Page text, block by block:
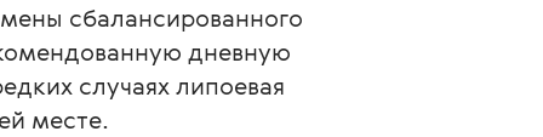
сбалансированного
дневную
случаях липоевая
месте.